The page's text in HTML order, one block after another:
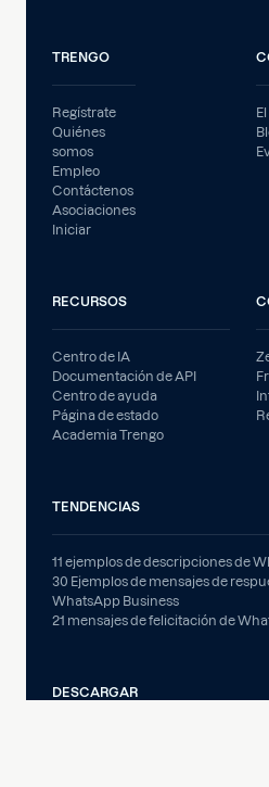
TRENGO
Regístrate
Quiénes
somos
Empleo
Contáctenos
Asociaciones
Iniciar
RECURSOS
Centro de IA
Documentación de API
Centro de ayuda
Página de estado
Academia Trengo
TENDENCIAS
11 ejemplos de descripciones de
30 Ejemplos de mensajes de
WhatsApp Business
21 mensajes de felicitación de
DESCARGAR